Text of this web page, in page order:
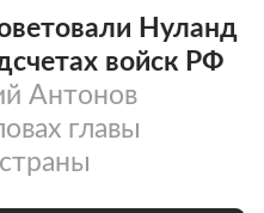
Нуланд
войск РФ
Антонов
главы